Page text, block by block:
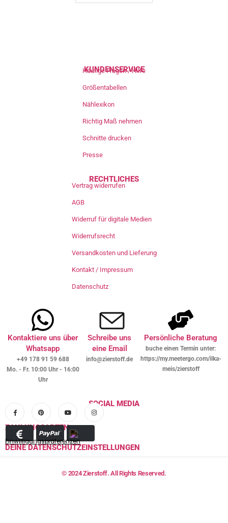
KUNDENSERVICE
Häufige Fragen / Hilfe
Größentabellen
Nählexikon
Richtig Maß nehmen
Schnitte drucken
Presse
RECHTLICHES
Vertrag widerrufen
AGB
Widerruf für digitale Medien
Widerrufsrecht
Versandkosten und Lieferung
Kontakt / Impressum
Datenschutz
Kontaktiere uns über
Whatsapp
+49 178 91 59 688
Mo. - Fr. 10:00 Uhr - 16:00
Uhr
Schreibe uns
eine Email
info@zierstoff.de
Persönliche Beratung
buche einen Termin unter:
https://my.meetergo.com/ilka-
meis/zierstoff
SOCIAL MEDIA
ZAHLUNGSARTEN
DEINE DATENSCHUTZEINSTELLUNGEN
Einwilligungspräferenzen
© 2024 Zierstoff. All Rights Reserved.